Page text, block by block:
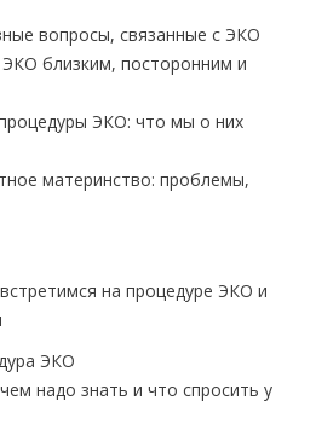
вопросы, связанные с ЭКО
близким, посторонним и
ЭКО: что мы о них
материнство: проблемы,
на процедуре ЭКО и
ЭКО
надо знать и что спросить у